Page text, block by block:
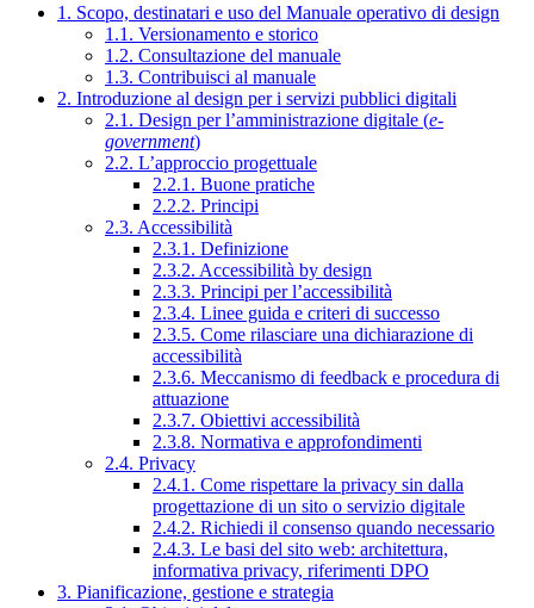
1. Scopo, destinatari e uso del Manuale operativo di design
1.1. Versionamento e storico
1.2. Consultazione del manuale
1.3. Contribuisci al manuale
2. Introduzione al design per i servizi pubblici digitali
2.1. Design per l’amministrazione digitale (e-
government)
2.2. L’approccio progettuale
2.2.1. Buone pratiche
2.2.2. Principi
2.3. Accessibilità
2.3.1. Definizione
2.3.2. Accessibilità by design
2.3.3. Principi per l’accessibilità
2.3.4. Linee guida e criteri di successo
2.3.5. Come rilasciare una dichiarazione di
accessibilità
2.3.6. Meccanismo di feedback e procedura di
attuazione
2.3.7. Obiettivi accessibilità
2.3.8. Normativa e approfondimenti
2.4. Privacy
2.4.1. Come rispettare la privacy sin dalla
progettazione di un sito o servizio digitale
2.4.2. Richiedi il consenso quando necessario
2.4.3. Le basi del sito web: architettura,
informativa privacy, riferimenti DPO
3. Pianificazione, gestione e strategia